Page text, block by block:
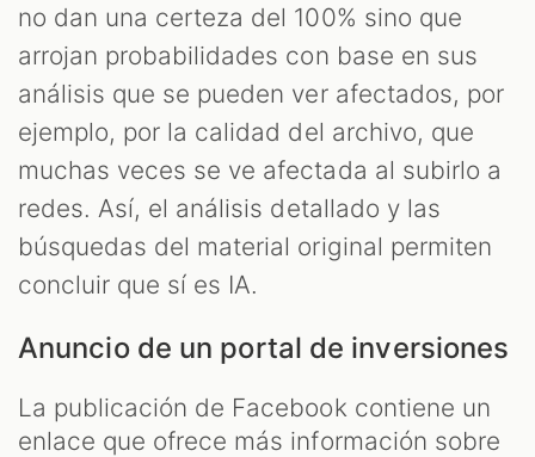
no dan una certeza del 100% sino que
arrojan probabilidades con base en sus
análisis que se pueden ver afectados, por
ejemplo, por la calidad del archivo, que
muchas veces se ve afectada al subirlo a
redes. Así, el análisis detallado y las
búsquedas del material original permiten
concluir que sí es IA.
Anuncio de un portal de inversiones
La publicación de Facebook contiene un
enlace que ofrece más información sobre